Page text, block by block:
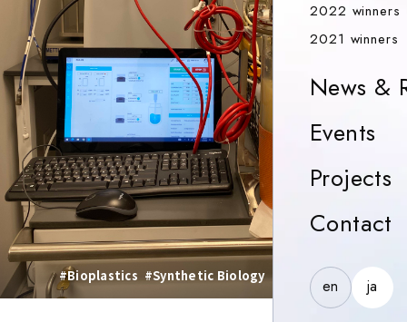
2022 winners
2021 winners
News &
Events
Projects
Contact
en ja
#Bioplastics #Synthetic Biology #Biomanufacturing